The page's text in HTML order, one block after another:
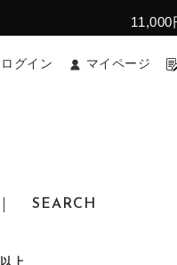
11,000
ログイン マイページ
SEARCH